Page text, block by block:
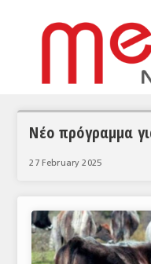
ΑΝΑΛΥΣΕΙΣ
ΚΟΣΜΟΣ
Νέο πρόγραμμα
27 February 2025